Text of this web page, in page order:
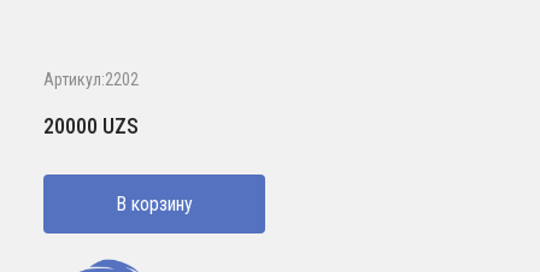
Артикул:2202
20000 UZS
В корзину